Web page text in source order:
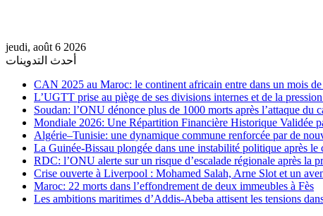
jeudi, août 6 2026
أحدث التدوينات
CAN 2025 au Maroc: le continent africain entre dans un mois
L’UGTT prise au piège de ses divisions internes et de la
Soudan: l’ONU dénonce plus de 1000 morts après l’attaque du
Mondiale 2026: Une Répartition Financière Historique Validée
Algérie–Tunisie: une dynamique commune renforcée par de
La Guinée-Bissau plongée dans une instabilité politique après le
RDC: l’ONU alerte sur un risque d’escalade régionale après la
Crise ouverte à Liverpool : Mohamed Salah, Arne Slot et un
Maroc: 22 morts dans l’effondrement de deux immeubles à Fès
Les ambitions maritimes d’Addis-Abeba attisent les tensions